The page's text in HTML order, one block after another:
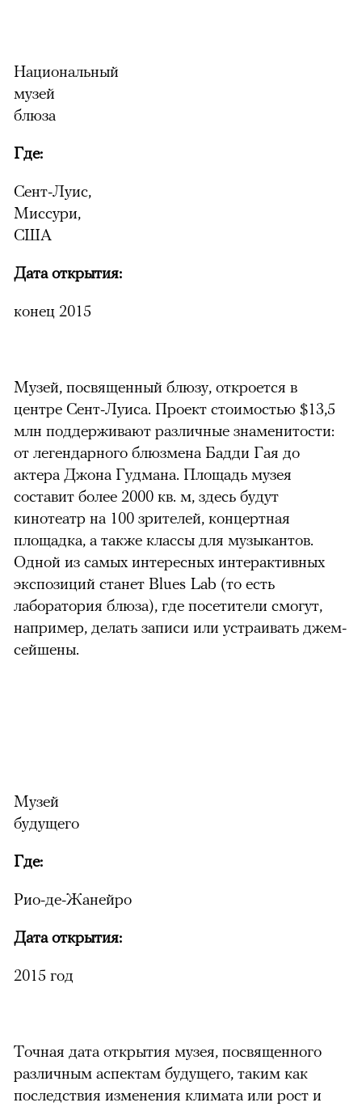
Национальный
музей
блюза
Где:
Сент-Луис,
Миссури,
США
Дата открытия:
конец 2015
Музей, посвященный блюзу, откроется в
центре Сент-Луиса. Проект стоимостью $13,5
млн поддерживают различные знаменитости:
от легендарного блюзмена Бадди Гая до
актера Джона Гудмана. Площадь музея
составит более 2000 кв. м, здесь будут
кинотеатр на 100 зрителей, концертная
площадка, а также классы для музыкантов.
Одной из самых интересных интерактивных
экспозиций станет Blues Lab (то есть
лаборатория блюза), где посетители смогут,
например, делать записи или устраивать джем-
сейшены.
Музей
будущего
Где:
Рио-де-Жанейро
Дата открытия:
2015 год
Точная дата открытия музея, посвященного
различным аспектам будущего, таким как
последствия изменения климата или рост и